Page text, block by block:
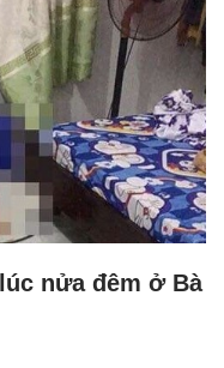
nửa đêm ở Bà